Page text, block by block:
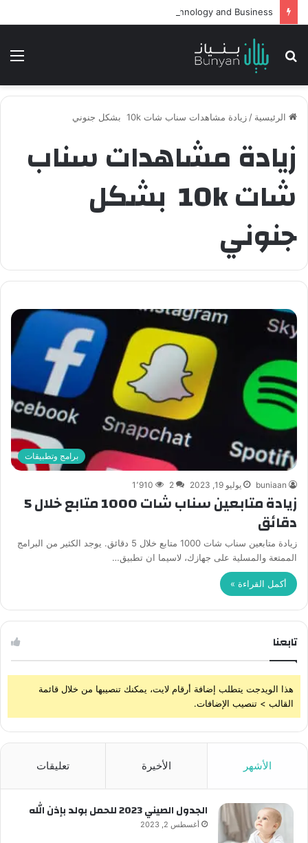
بحث
الرئيسية / زيادة مشاهدات سناب شات 10k بشكل جنوني
زيادة مشاهدات سناب
شات 10k بشكل
جنوني
برامج وتطبيقات
buniaan يوليو 19, 2023 2 1٬910
زيادة متابعين سناب شات 1000 متابع خلال 5
دقائق
زيادة متابعين سناب شات 1000 متابع خلال 5 دقائق. يوجد الكثير من البرامج
الممتعة والمسلية على جهازك، لاسيما ان تطبيق…
أكمل القراءة »
تابعنا
هذا الويدجت يتطلب إضافة أرقام لايت، يمكنك تنصيبها من خلال قائمة
القالب > تنصيب الإضافات.
الأشهر الأخيرة تعليقات
الجدول الصيني 2023 للحمل بولد بإذن الله
أغسطس 2, 2023